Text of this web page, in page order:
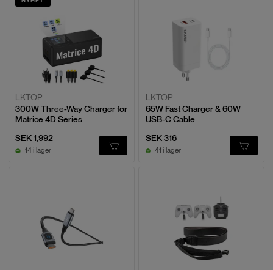
LKTOP
300W Three-Way Charger for
Matrice 4D Series
SEK 1,992
14 i lager
LKTOP
65W Fast Charger & 60W
USB-C Cable
SEK 316
41 i lager